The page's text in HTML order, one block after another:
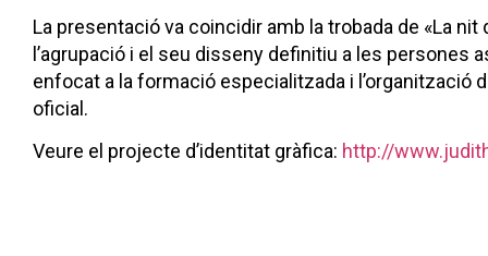
La presentació va coincidir amb la trobada de «La nit
l’agrupació i el seu disseny definitiu a les persones
enfocat a la formació especialitzada i
oficial.
Veure el projecte d’identitat gràfica: http://